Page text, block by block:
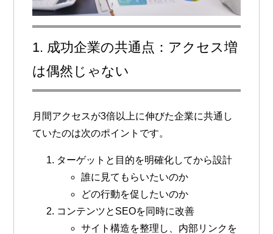
1. 成功企業の共通点：アクセス増
は偶然じゃない
月間アクセスが3倍以上に伸びた企業に共通し
ていたのは次のポイントです。
ターゲットと目的を明確化してから設計
誰に見てもらいたいのか
どの行動を促したいのか
コンテンツとSEOを同時に改善
サイト構造を整理し、内部リンクを